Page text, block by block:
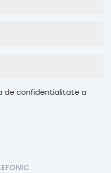
de confidentialitate a